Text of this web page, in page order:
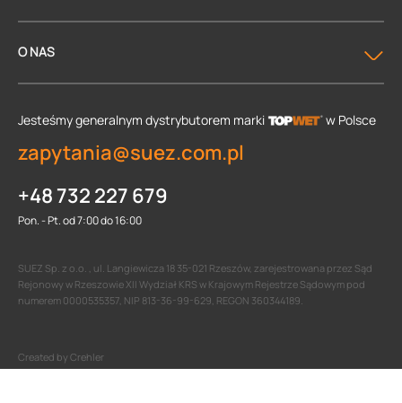
O NAS
Jesteśmy generalnym dystrybutorem marki w Polsce
zapytania@suez.com.pl
+48 732 227 679
Pon. - Pt. od 7:00 do 16:00
SUEZ Sp. z o.o. , ul. Langiewicza 18 35-021 Rzeszów, zarejestrowana przez Sąd
Rejonowy w Rzeszowie XII Wydział KRS w Krajowym Rejestrze Sądowym pod
numerem 0000535357, NIP 813-36-99-629, REGON 360344189.
Created by Crehler